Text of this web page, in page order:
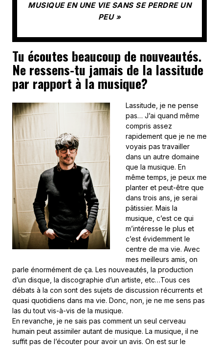
MUSIQUE EN UNE VIE SANS SE PERDRE UN
PEU »
Tu écoutes beaucoup de nouveautés.
Ne ressens-tu jamais de la lassitude
par rapport à la musique?
Lassitude, je ne pense
pas… J’ai quand même
compris assez
rapidement que je ne me
voyais pas travailler
dans un autre domaine
que la musique. En
même temps, je peux me
planter et peut-être que
dans trois ans, je serai
pâtissier. Mais la
musique, c’est ce qui
m’intéresse le plus et
c’est évidemment le
centre de ma vie. Avec
mes meilleurs amis, on
parle énormément de ça. Les nouveautés, la production
d’un disque, la discographie d’un artiste, etc…Tous ces
débats à la con sont des sujets de discussion récurrents et
quasi quotidiens dans ma vie. Donc, non, je ne me sens pas
las du tout vis-à-vis de la musique.
En revanche, je ne sais pas comment un seul cerveau
humain peut assimiler autant de musique. La musique, il ne
suffit pas de l’écouter pour avoir un avis. On est sur le